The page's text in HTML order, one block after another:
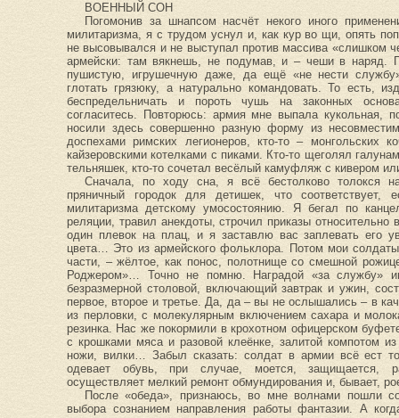
ВОЕННЫЙ СОН
Погомонив за шнапсом насчёт некого иного
милитаризма, я с трудом уснул и, как кур во щи, опять
не высовывался и не выступал против массива «слишком
армейски: там вякнешь, не подумав, и – чеши в наряд.
пушистую, игрушечную даже, да ещё «не нести
глотать грязюку, а натурально командовать. То есть,
беспредельничать и пороть чушь на законных
согласитесь. Повторюсь: армия мне выпала кукольная,
носили здесь совершенно разную форму из
доспехами римских легионеров, кто-то – монгольских
кайзеровскими котелками с пиками. Кто-то щеголял
тельняшек, кто-то сочетал весёлый камуфляж с кивером
Сначала, по ходу сна, я всё бестолково толокся
пряничный городок для детишек, что соответствует,
милитаризма детскому умосостоянию. Я бегал по
реляции, травил анекдоты, строчил приказы
один плевок на плац, и я заставлю вас заплевать его
цвета… Это из армейского фольклора. Потом мои
части, – жёлтое, как понос, полотнище со смешной
Роджером»… Точно не помню. Наградой «за службу»
безразмерной столовой, включающий завтрак и ужин,
первое, второе и третье. Да, да – вы не ослышались – в
из перловки, с молекулярным включением сахара и
резинка. Нас же покормили в крохотном офицерском
с крошками мяса и разовой клеёнке, залитой компотом
ножи, вилки… Забыл сказать: солдат в армии всё ест
одевает обувь, при случае, моется, защищается,
осуществляет мелкий ремонт обмундирования и, бывает,
После «обеда», признаюсь, во мне волнами пошли
выбора сознанием направления работы фантазии. А